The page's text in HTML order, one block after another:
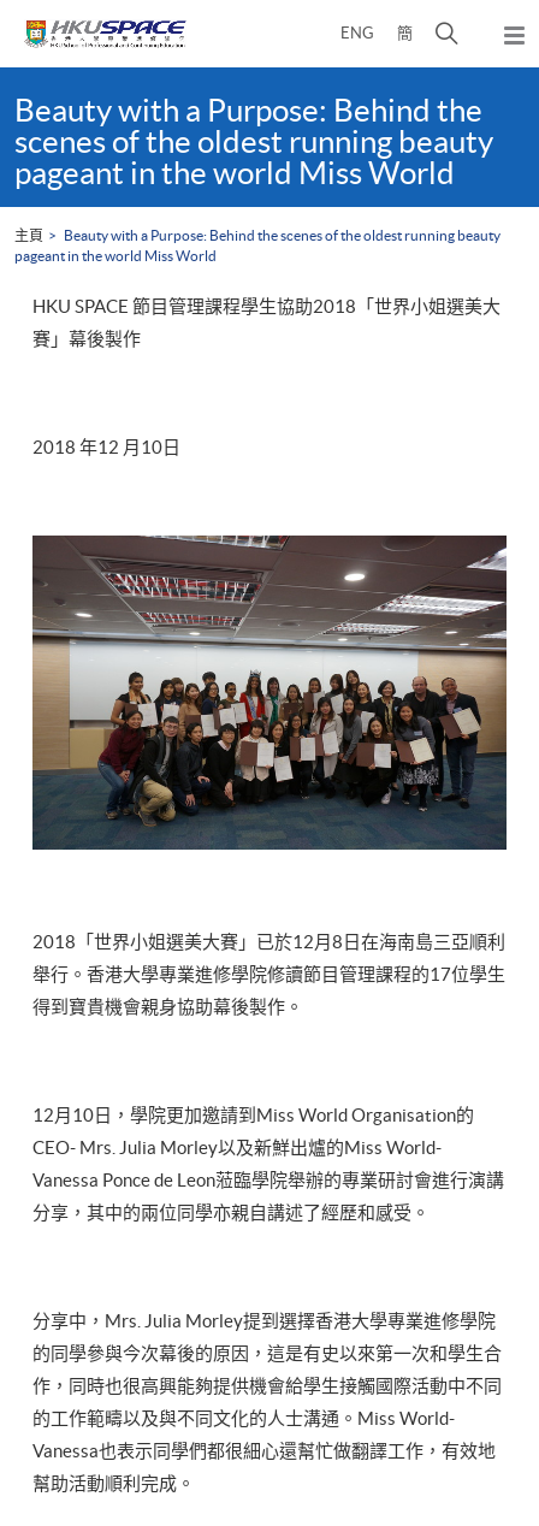
ENG 簡
開
尋
介
彈
出
content
startBeauty with a Purpose: Behind the
scenes of the oldest running beauty
pageant in the world Miss World
主頁
Beauty with a Purpose: Behind the scenes of the oldest running beauty
pageant in the world Miss World
HKU SPACE 節目管理課程學生協助2018「世界小姐選美大
賽」幕後製作
2018 年12 月10日
2018「世界小姐選美大賽」已於12月8日在海南島三亞順利
舉行。香港大學專業進修學院修讀節目管理課程的17位學生
得到寶貴機會親身協助幕後製作。
12月10日，學院更加邀請到Miss World Organisation的
CEO- Mrs. Julia Morley以及新鮮出爐的Miss World-
Vanessa Ponce de Leon蒞臨學院舉辦的專業研討會進行演講
分享，其中的兩位同學亦親自講述了經歷和感受。
分享中，Mrs. Julia Morley提到選擇香港大學專業進修學院
的同學參與今次幕後的原因，這是有史以來第一次和學生合
作，同時也很高興能夠提供機會給學生接觸國際活動中不同
的工作範疇以及與不同文化的人士溝通。Miss World-
Vanessa也表示同學們都很細心還幫忙做翻譯工作，有效地
幫助活動順利完成。